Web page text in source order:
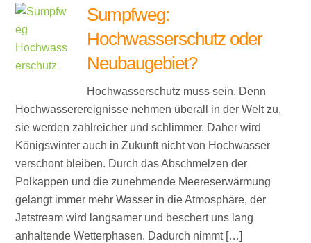
Sumpfweg:
Hochwasserschutz oder
Neubaugebiet?
Hochwasserschutz muss sein. Denn
Hochwasserereignisse nehmen überall in der Welt zu,
sie werden zahlreicher und schlimmer. Daher wird
Königswinter auch in Zukunft nicht von Hochwasser
verschont bleiben. Durch das Abschmelzen der
Polkappen und die zunehmende Meereserwärmung
gelangt immer mehr Wasser in die Atmosphäre, der
Jetstream wird langsamer und beschert uns lang
anhaltende Wetterphasen. Dadurch nimmt […]